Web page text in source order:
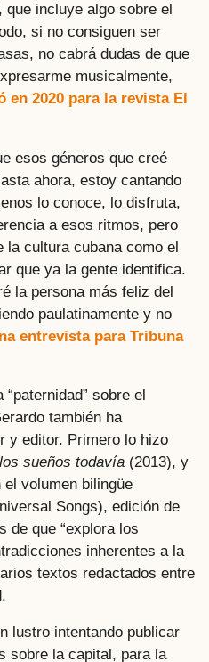
incluye algo sobre el
si no consiguen ser
no cabrá dudas de que
musicalmente,
en 2020 para la revista El
esos géneros que creé
ahora, estoy cantando
lo conoce, lo disfruta,
a esos ritmos, pero
la cultura cubana como el
que ya la gente identifica.
la persona más feliz del
paulatinamente y no
entrevista para Tribuna
sobre el
también ha
y editor. Primero lo hizo
sueños todavía (2013), y
volumen bilingüe
Songs), edición de
de que “explora los
inherentes a la
textos redactados entre
lustro intentando publicar
sobre la capital, para la